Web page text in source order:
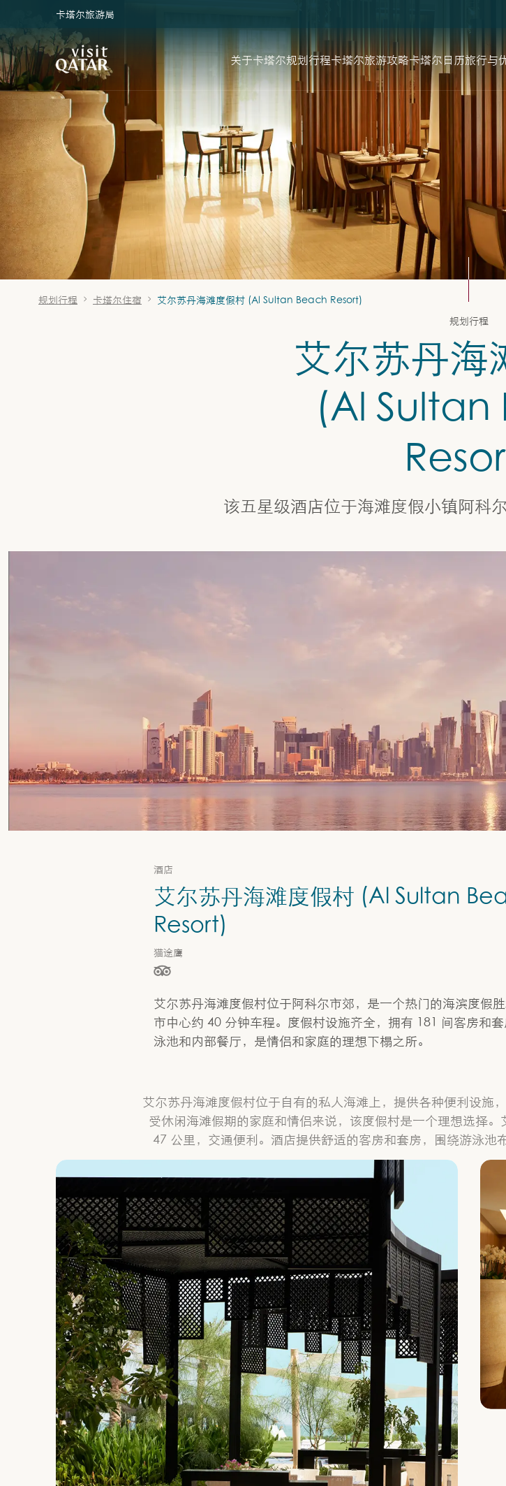
VisitQatar 首页
卡塔尔旅游局
关于卡塔尔规划行程卡塔尔旅游攻略卡塔尔日历旅行与
规划行程 卡塔尔住宿 艾尔苏丹海滩度假村 (Al Sultan Beach Resort)
规划行程
艾尔苏丹海
(Al
该五星级酒店位于海滩度假小镇阿科
酒店
艾尔苏丹海滩度假村 (Al Sultan
Resort)
猫途鹰
星级（按 5 星制评分），依据为
艾尔苏丹海滩度假村位于阿科尔市郊，是一个热门的海滨度假
市中心约 40 分钟车程。度假村设施齐全，拥有 181 间客房和
泳池和内部餐厅，是情侣和家庭的理想下榻之所。
艾尔苏丹海滩度假村位于自有的私人海滩上，提供各种便利设施
受休闲海滩假期的家庭和情侣来说，该度假村是一个理想选择
47 公里，交通便利。酒店提供舒适的客房和套房，围绕游泳池